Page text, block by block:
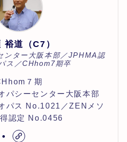
裕道（C7）
ンター大阪本部／JPHMA認
ス／CHhom7期卒
７期
パシーセンター大阪本部
パス No.1021／ZENメソ
認定 No.0456